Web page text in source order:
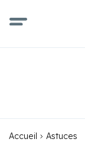
Accueil Astuces